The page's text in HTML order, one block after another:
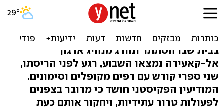
חשד: בן-לאדן השאיר בספרי
תנ"ך צפנים לפיגועים
בבית שבו הסתתר ונהרג מנהיג ארגון
אל-קאעידה נמצאו השבוע, רגע לפני הריסתו,
שני ספרי קודש עם דפים מקופלים וסימונים.
המודיעין הפקיסטני חושד כי מדובר בצפנים
לפעולות טרור עתידיות, ויחקור אותם כעת